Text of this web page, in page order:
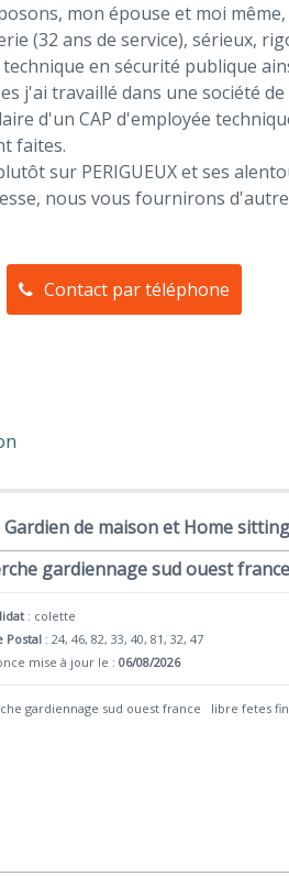
mon épouse et moi
(32 ans de service), sérieux,
en sécurité publique
j'ai travaillé dans une société
d'un CAP d'employée
faites.
sur PERIGUEUX et ses
nous vous fournirons
Contact par téléphone
de maison et Home
gardiennage sud ouest france
: colette
Postal : 24, 46, 82, 33, 40, 81, 32, 47
mise à jour le :06/08/2026
gardiennage sud ouest france libre fetes